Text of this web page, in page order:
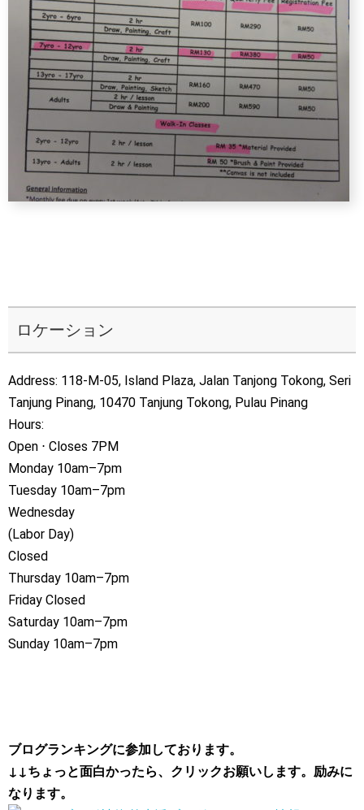
ロケーション
Address: 118-M-05, Island Plaza, Jalan Tanjong Tokong, Seri
Tanjung Pinang, 10470 Tanjung Tokong, Pulau Pinang
Hours:
Open ⋅ Closes 7PM
Monday 10am–7pm
Tuesday 10am–7pm
Wednesday
(Labor Day)
Closed
Thursday 10am–7pm
Friday Closed
Saturday 10am–7pm
Sunday 10am–7pm
ブログランキングに参加しております。
↓↓ちょっと面白かったら、クリックお願いします。励みに
なります。